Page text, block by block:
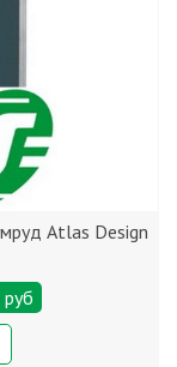
Atlas Design